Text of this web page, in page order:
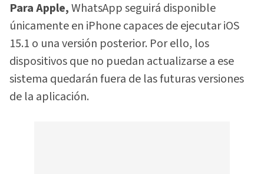
Para Apple,WhatsApp seguirá disponible
únicamente en iPhone capaces de ejecutar iOS
15.1 o una versión posterior. Por ello, los
dispositivos que no puedan actualizarse a ese
sistema quedarán fuera de las futuras versiones
de la aplicación.